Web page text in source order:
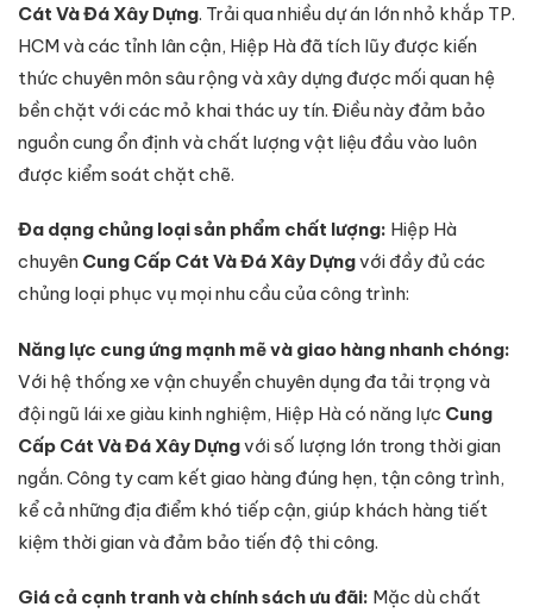
Cát Và Đá Xây Dựng. Trải qua nhiều dự án lớn nhỏ khắp TP.
HCM và các tỉnh lân cận, Hiệp Hà đã tích lũy được kiến
thức chuyên môn sâu rộng và xây dựng được mối quan hệ
bền chặt với các mỏ khai thác uy tín. Điều này đảm bảo
nguồn cung ổn định và chất lượng vật liệu đầu vào luôn
được kiểm soát chặt chẽ.
Đa dạng chủng loại sản phẩm chất lượng: Hiệp Hà
chuyên Cung Cấp Cát Và Đá Xây Dựngvới đầy đủ các
chủng loại phục vụ mọi nhu cầu của công trình:
Năng lực cung ứng mạnh mẽ và giao hàng nhanh chóng:
Với hệ thống xe vận chuyển chuyên dụng đa tải trọng và
đội ngũ lái xe giàu kinh nghiệm, Hiệp Hà có năng lực Cung
Cấp Cát Và Đá Xây Dựngvới số lượng lớn trong thời gian
ngắn. Công ty cam kết giao hàng đúng hẹn, tận công trình,
kể cả những địa điểm khó tiếp cận, giúp khách hàng tiết
kiệm thời gian và đảm bảo tiến độ thi công.
Giá cả cạnh tranh và chính sách ưu đãi: Mặc dù chất